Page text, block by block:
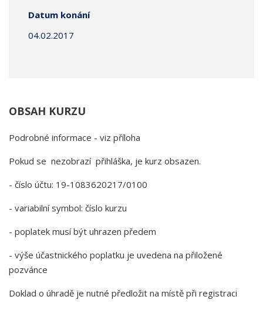
Datum konání
04.02.2017
OBSAH KURZU
Podrobné informace - viz příloha
Pokud se nezobrazí přihláška, je kurz obsazen.
- číslo účtu: 19-1083620217/0100
- variabilní symbol: číslo kurzu
- poplatek musí být uhrazen předem
- výše účastnického poplatku je uvedena na přiložené
pozvánce
Doklad o úhradě je nutné předložit na místě při registraci